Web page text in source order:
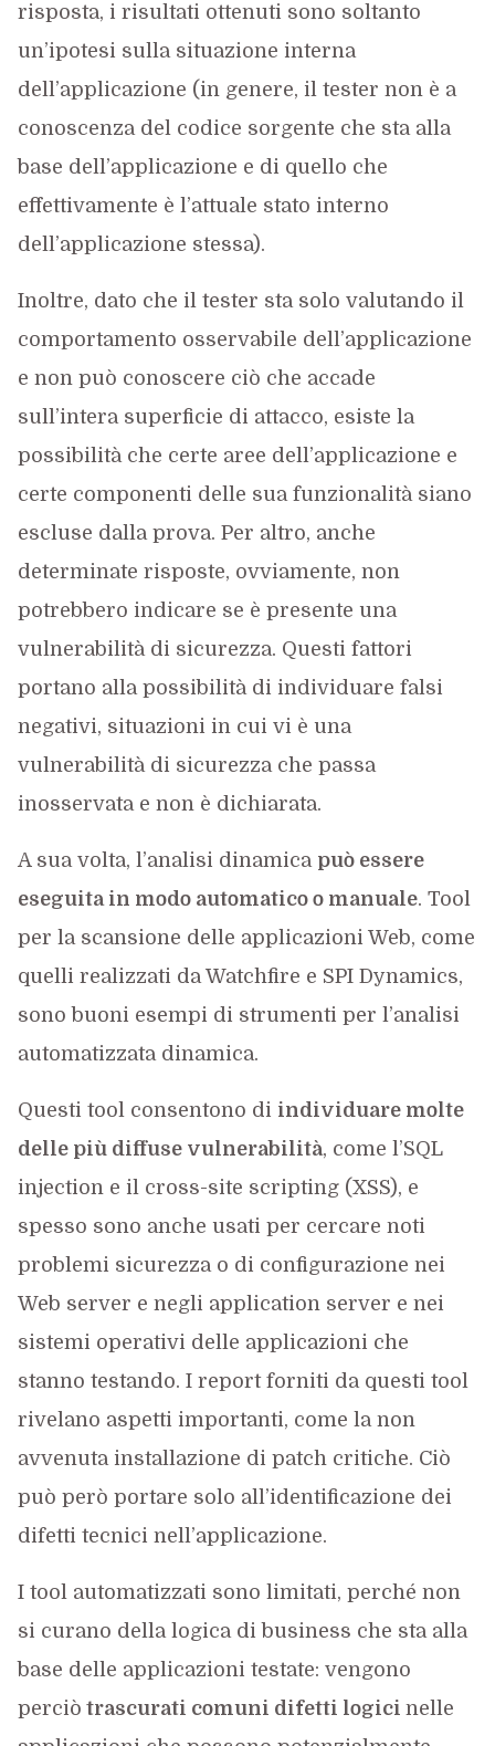
risposta, i risultati ottenuti sono soltanto
un’ipotesi sulla situazione interna
dell’applicazione (in genere, il tester non è a
conoscenza del codice sorgente che sta alla
base dell’applicazione e di quello che
effettivamente è l’attuale stato interno
dell’applicazione stessa).
Inoltre, dato che il tester sta solo valutando il
comportamento osservabile dell’applicazione
e non può conoscere ciò che accade
sull’intera superficie di attacco, esiste la
possibilità che certe aree dell’applicazione e
certe componenti delle sua funzionalità siano
escluse dalla prova. Per altro, anche
determinate risposte, ovviamente, non
potrebbero indicare se è presente una
vulnerabilità di sicurezza. Questi fattori
portano alla possibilità di individuare falsi
negativi, situazioni in cui vi è una
vulnerabilità di sicurezza che passa
inosservata e non è dichiarata.
A sua volta, l’analisi dinamica può essere
eseguita in modo automatico o manuale. Tool
per la scansione delle applicazioni Web, come
quelli realizzati da Watchfire e SPI Dynamics,
sono buoni esempi di strumenti per l’analisi
automatizzata dinamica.
Questi tool consentono di individuare molte
delle più diffuse vulnerabilità, come l’SQL
injection e il cross-site scripting (XSS), e
spesso sono anche usati per cercare noti
problemi sicurezza o di configurazione nei
Web server e negli application server e nei
sistemi operativi delle applicazioni che
stanno testando. I report forniti da questi tool
rivelano aspetti importanti, come la non
avvenuta installazione di patch critiche. Ciò
può però portare solo all’identificazione dei
difetti tecnici nell’applicazione.
I tool automatizzati sono limitati, perché non
si curano della logica di business che sta alla
base delle applicazioni testate: vengono
perciò trascurati comuni difetti logici nelle